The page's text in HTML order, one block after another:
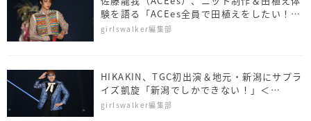
験を語る「ACEes全員で田植えをしたい！」
＜NAMICS presents TGC 新潟 2026＞
girlswalker編集部
HIKAKIN、TGC初出演＆地元・新潟にサプラ
イズ凱旋「新潟でしかできない！」＜
NAMICS presents TGC 新潟 2026＞
girlswalker編集部